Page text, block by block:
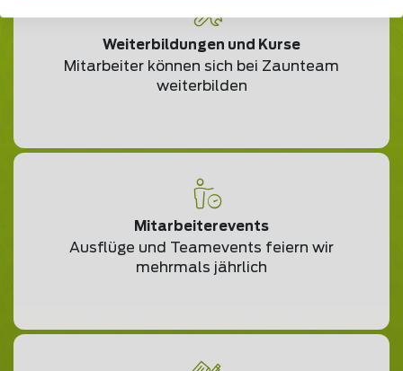
Weiterbildungen und Kurse
Mitarbeiter können sich bei Zaunteam
weiterbilden
Mitarbeiterevents
Ausflüge und Teamevents feiern wir
mehrmals jährlich